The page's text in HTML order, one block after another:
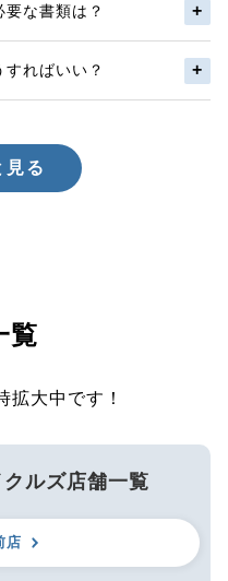
な書類は？
ればいい？
見る
覧
拡大中です！
ルズ店舗一覧
店